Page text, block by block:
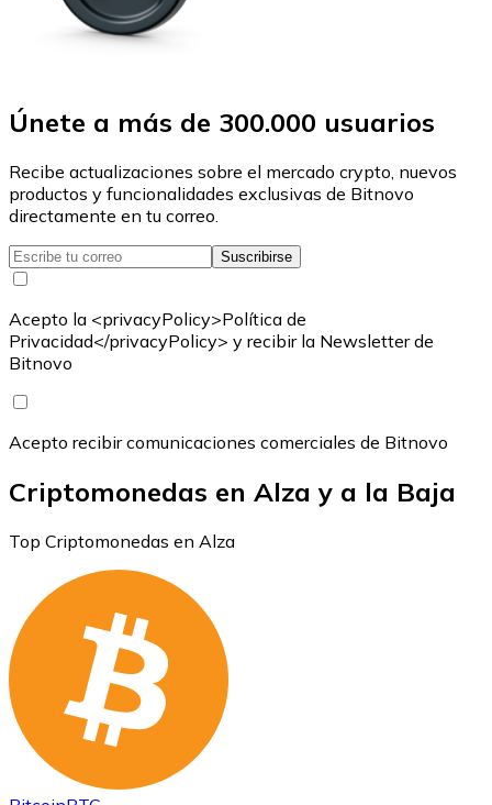
Únete a más de 300.000 usuarios
Recibe actualizaciones sobre el mercado crypto, nuevos
productos y funcionalidades exclusivas de Bitnovo
directamente en tu correo.
Suscribirse
Acepto la <privacyPolicy>Política de
Privacidad</privacyPolicy> y recibir la Newsletter de
Bitnovo
Acepto recibir comunicaciones comerciales de Bitnovo
Criptomonedas en Alza y a la Baja
Top Criptomonedas en Alza